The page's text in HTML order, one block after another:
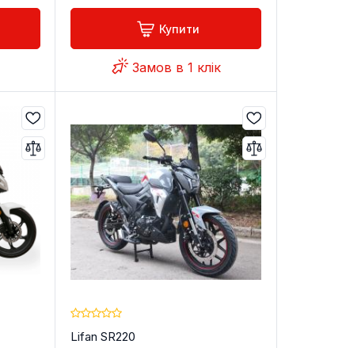
Купити
Замов в 1 клік
Lifan SR220